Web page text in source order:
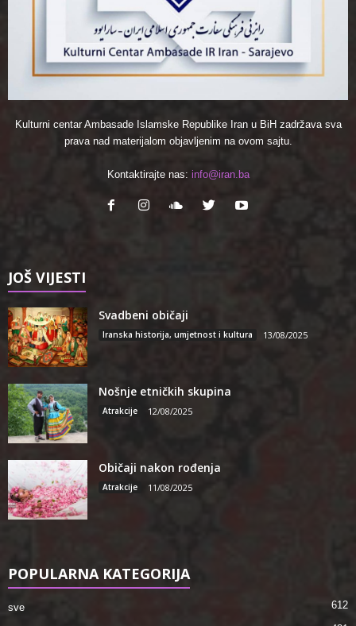
Kulturni centar Ambasade Islamske Republike Iran u BiH zadržava sva
prava nad materijalom objavljenim na ovom sajtu.
Kontaktirajte nas: info@iran.ba
JOŠ VIJESTI
Svadbeni običaji
Iranska historija, umjetnost i kultura 13/08/2025
Nošnje etničkih skupina
Atrakcije 12/08/2025
Običaji nakon rođenja
Atrakcije 11/08/2025
POPULARNA KATEGORIJA
sve 612